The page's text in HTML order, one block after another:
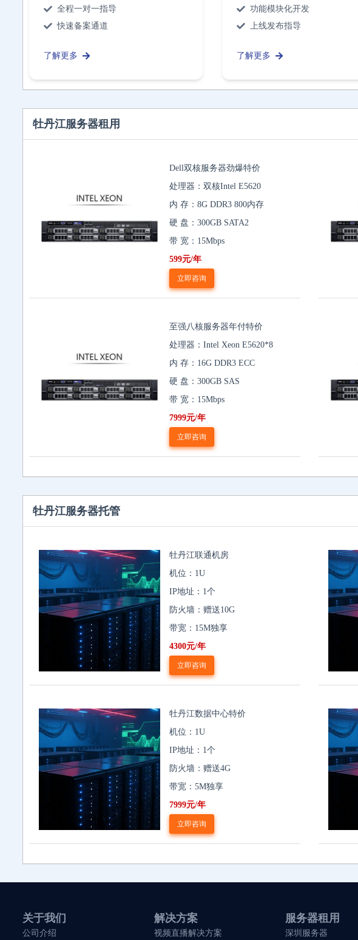
全程一对一指导
快速备案通道
了解更多
功能模块化开发
上线发布指导
了解更多
牡丹江服务器租用
Dell双核服务器劲爆特价
处理器：双核Intel E5620
内 存：8G DDR3 800内存
硬 盘：300GB SATA2
带 宽：15Mbps
599元/年
立即咨询
至强八核服务器年付特价
处理器：Intel Xeon E5620*8
内 存：16G DDR3 ECC
硬 盘：300GB SAS
带 宽：15Mbps
7999元/年
立即咨询
牡丹江服务器托管
牡丹江联通机房
机位：1U
IP地址：1个
防火墙：赠送10G
带宽：15M独享
4300元/年
立即咨询
牡丹江数据中心特价
机位：1U
IP地址：1个
防火墙：赠送4G
带宽：5M独享
7999元/年
立即咨询
关于我们
公司介绍
解决方案
视频直播解决方案
服务器租用
深圳服务器